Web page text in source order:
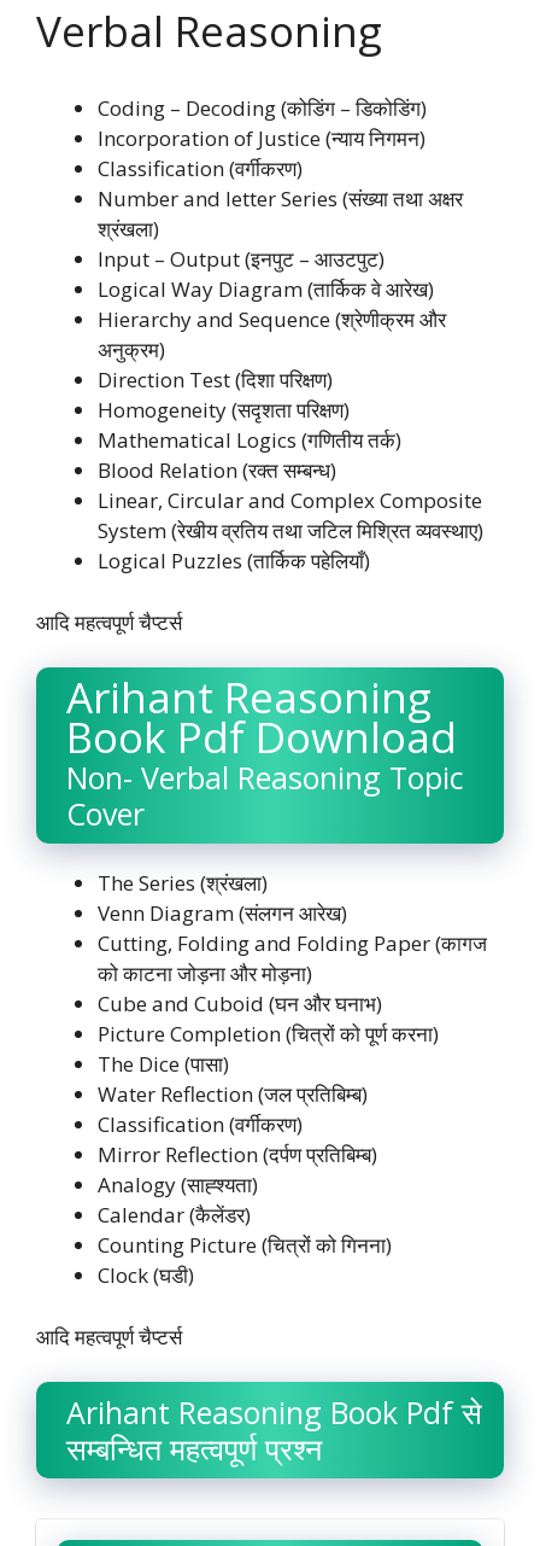
Verbal Reasoning
Coding – Decoding (कोडिंग – डिकोडिंग)
Incorporation of Justice (न्याय निगमन)
Classification (वर्गीकरण)
Number and letter Series (संख्या तथा अक्षर
श्रंखला)
Input – Output (इनपुट – आउटपुट)
Logical Way Diagram (तार्किक वे आरेख)
Hierarchy and Sequence (श्रेणीक्रम और
अनुक्रम)
Direction Test (दिशा परिक्षण)
Homogeneity (सदृशता परिक्षण)
Mathematical Logics (गणितीय तर्क)
Blood Relation (रक्त सम्बन्ध)
Linear, Circular and Complex Composite
System (रेखीय व्रतिय तथा जटिल मिश्रित व्यवस्थाए)
Logical Puzzles (तार्किक पहेलियाँ)
आदि महत्वपूर्ण चैप्टर्स
Arihant Reasoning
Book Pdf Download
Non- Verbal Reasoning Topic
Cover
The Series (श्रंखला)
Venn Diagram (संलगन आरेख)
Cutting, Folding and Folding Paper (कागज
को काटना जोड़ना और मोड़ना)
Cube and Cuboid (घन और घनाभ)
Picture Completion (चित्रों को पूर्ण करना)
The Dice (पासा)
Water Reflection (जल प्रतिबिम्ब)
Classification (वर्गीकरण)
Mirror Reflection (दर्पण प्रतिबिम्ब)
Analogy (साह्श्यता)
Calendar (कैलेंडर)
Counting Picture (चित्रों को गिनना)
Clock (घडी)
आदि महत्वपूर्ण चैप्टर्स
Arihant Reasoning Book Pdf से
सम्बन्धित महत्वपूर्ण प्रश्न